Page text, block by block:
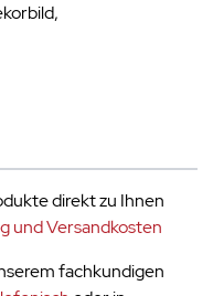
direkt zu Ihnen
und Versandkosten
fachkundigen